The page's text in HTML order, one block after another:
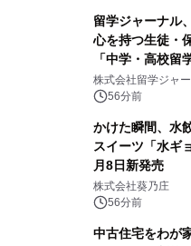
留学ジャーナル
心を持つ生徒・
「中学・高校留
ジーランド＆オ
9/12(土)に開催
株式会社留学ジャ
56分前
かけた瞬間、
スイーツ「水ギ
月8日新発売
株式会社葵乃庄
56分前
中古住宅をわが